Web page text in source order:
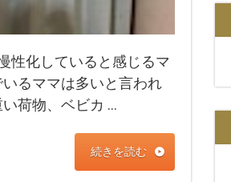
性化していると感じるマ
るママは多いと言われ
荷物、ベビカ …
続きを読む